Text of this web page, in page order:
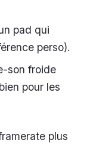
pad qui
perso).
son froide
pour les
plus